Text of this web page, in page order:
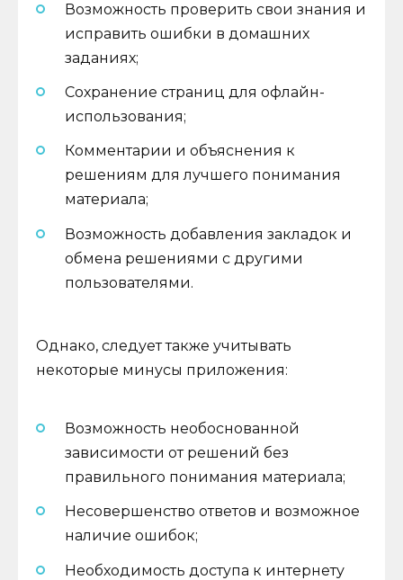
Возможность проверить свои знания и
исправить ошибки в домашних
заданиях;
Сохранение страниц для офлайн-
использования;
Комментарии и объяснения к
решениям для лучшего понимания
материала;
Возможность добавления закладок и
обмена решениями с другими
пользователями.
Однако, следует также учитывать
некоторые минусы приложения:
Возможность необоснованной
зависимости от решений без
правильного понимания материала;
Несовершенство ответов и возможное
наличие ошибок;
Необходимость доступа к интернету